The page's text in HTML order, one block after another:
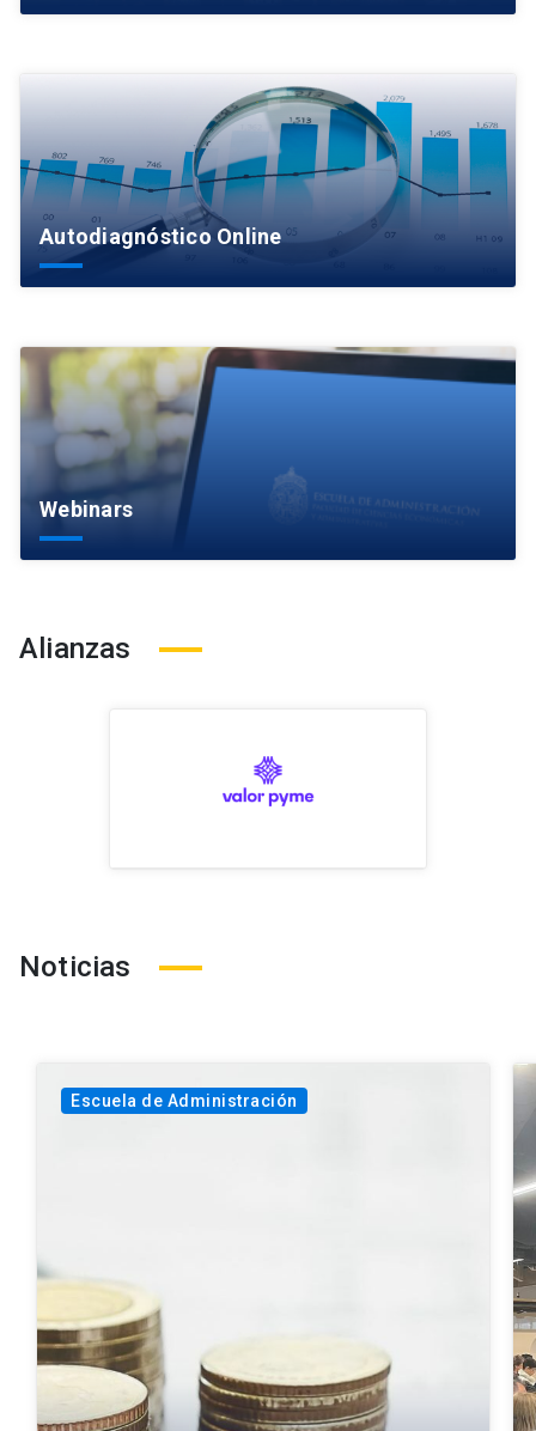
Autodiagnóstico Online
Webinars
Alianzas
Noticias
Escuela de Administración